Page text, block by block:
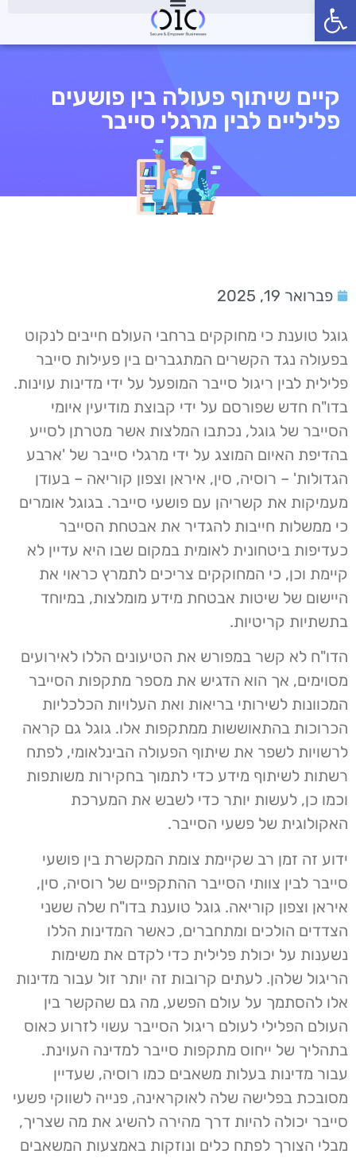
פתח סרגל נגישות
קיים שיתוף פעולה בין פושעים
פליליים לבין מרגלי סייבר
פברואר 19, 2025
גוגל טוענת כי מחוקקים ברחבי העולם חייבים לנקוט
בפעולה נגד הקשרים המתגברים בין פעילות סייבר
פלילית לבין ריגול סייבר המופעל על ידי מדינות עוינות.
בדו"ח חדש שפורסם על ידי קבוצת מודיעין איומי
הסייבר של גוגל, נכתבו המלצות אשר מטרתן לסייע
בהדיפת האיום המוצג על ידי מרגלי סייבר של 'ארבע
הגדולות' – רוסיה, סין, איראן וצפון קוריאה – בעודן
מעמיקות את קשריהן עם פושעי סייבר. בגוגל אומרים
כי ממשלות חייבות להגדיר את אבטחת הסייבר
כעדיפות ביטחונית לאומית במקום שבו היא עדיין לא
קיימת וכן, כי המחוקקים צריכים לתמרץ כראוי את
היישום של שיטות אבטחת מידע מומלצות, במיוחד
בתשתיות קריטיות.
הדו"ח לא קשר במפורש את הטיעונים הללו לאירועים
מסוימים, אך הוא הדגיש את מספר מתקפות הסייבר
המכוונות לשירותי בריאות ואת העלויות הכלכליות
הכרוכות בהתאוששות ממתקפות אלו. גוגל גם קראה
לרשויות לשפר את שיתוף הפעולה הבינלאומי, לפתח
רשתות לשיתוף מידע כדי לתמוך בחקירות משותפות
וכמו כן, לעשות יותר כדי לשבש את המערכת
האקולוגית של פשעי הסייבר.
ידוע זה זמן רב שקיימת צומת המקשרת בין פושעי
סייבר לבין צוותי הסייבר ההתקפיים של רוסיה, סין,
איראן וצפון קוריאה. גוגל טוענת בדו"ח שלה ששני
הצדדים הולכים ומתחברים, כאשר המדינות הללו
נשענות על יכולת פלילית כדי לקדם את משימות
הריגול שלהן. לעתים קרובות זה יותר זול עבור מדינות
אלו להסתמך על עולם הפשע, מה גם שהקשר בין
העולם הפלילי לעולם ריגול הסייבר עשוי לזרוע כאוס
בתהליך של ייחוס מתקפות סייבר למדינה העוינת.
עבור מדינות בעלות משאבים כמו רוסיה, שעדיין
מסובכת בפלישה שלה לאוקראינה, פנייה לשווקי פשעי
סייבר יכולה להיות דרך מהירה להשיג את מה שצריך,
מבלי הצורך לפתח כלים ונוזקות באמצעות המשאבים